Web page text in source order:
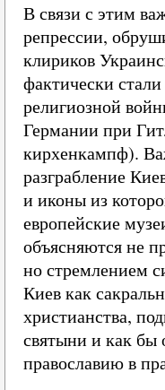
В связи с этим
репрессии,
клириков
фактически
религиозной
Германии при
кирхенкампф).
разграбление
и иконы из
европейские
объясняются не
но стремлением
Киев как
христианства,
святыни и как бы
православию в